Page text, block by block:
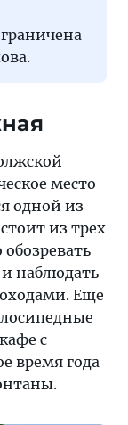
место
одной из
из трех
обозревать
наблюдать
Еще
с
время года